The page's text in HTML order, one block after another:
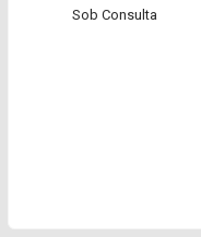
Sob Consulta